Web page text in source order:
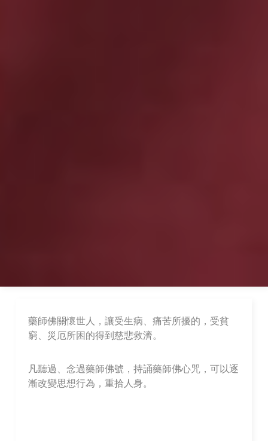
藥師佛關懷世人，讓受生病、痛苦所擾的，受貧
窮、災厄所困的得到慈悲救濟。
凡聽過、念過藥師佛號，持誦藥師佛心咒，可以逐
漸改變思想行為，重拾人身。